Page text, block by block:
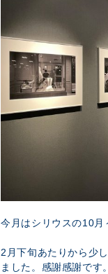
今月はシリウスの10月
2月下旬あたりから少
ました。感謝感謝です。